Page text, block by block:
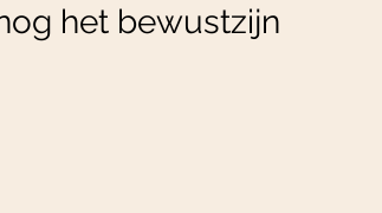
het bewustzijn